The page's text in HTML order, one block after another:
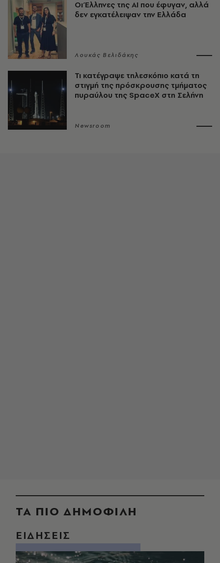
Οι Έλληνες της ΑΙ που έφυγαν, αλλά
δεν εγκατέλειψαν την Ελλάδα
Λουκάς Βελιδάκης
Τι κατέγραψε τηλεσκόπιο κατά τη
στιγμή της πρόσκρουσης τμήματος
πυραύλου της SpaceX στη Σελήνη
Newsroom
ΤΑ ΠΙΟ ΔΗΜΟΦΙΛΗ
ΕΙΔΗΣΕΙΣ